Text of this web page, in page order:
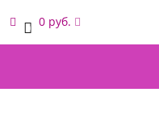
0 0 руб.